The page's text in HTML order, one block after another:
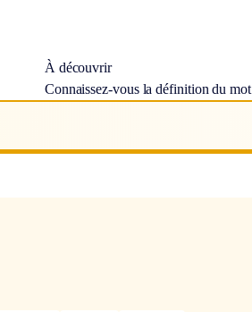
À découvrir
Connaissez-vous la définition du mot